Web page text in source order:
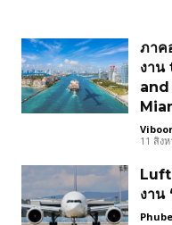
ภาค
งา
11 สิง
งาน